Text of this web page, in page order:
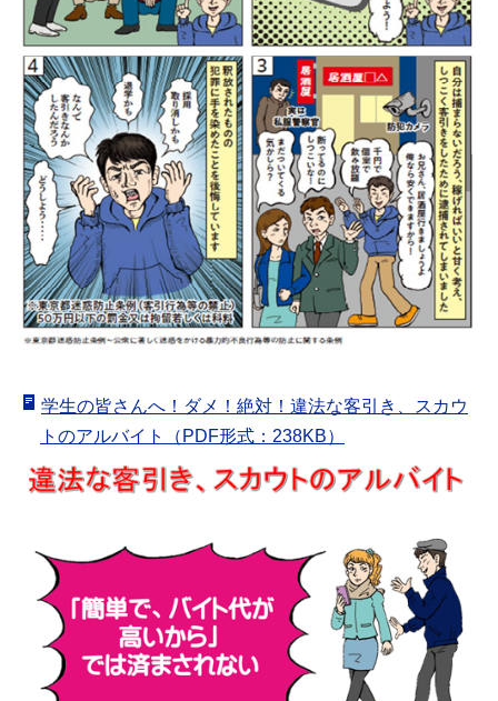
学生の皆さんへ！ダメ！絶対！違法な客引き、スカウ
トのアルバイト（PDF形式：238KB）